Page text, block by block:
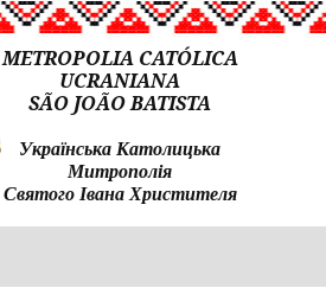
METROPOLIA CATÓLICA
UCRANIANA
SÃO JOÃO BATISTA
Українська Католицька
Митрополія
Святого Івана Христителя